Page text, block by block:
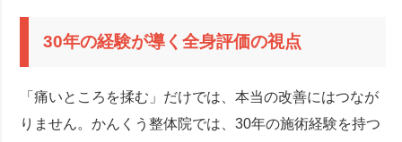
30年の経験が導く全身評価の視点
「痛いところを揉む」だけでは、本当の改善にはつなが
りません。かんくう整体院では、30年の施術経験を持つ